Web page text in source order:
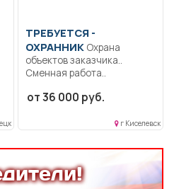
ТРЕБУЕТСЯ -
ОХРАННИКОхрана
объектов заказчика..
Сменная работа..
от 36 000 руб.
г Киселевск